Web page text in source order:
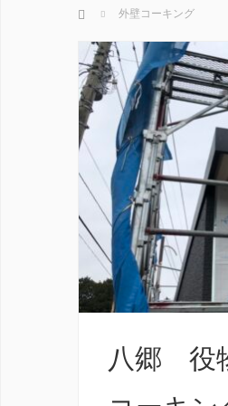
ホーム 外壁コーキング
八郷 役